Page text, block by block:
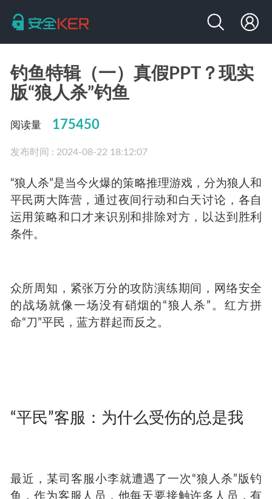
钓鱼特辑（一）真假PPT？现实
版“狼人杀”钓鱼
阅读量 175450
发布时间 : 2024-08-22 18:12:07
“狼人杀”是当今火爆的策略推理游戏，分为狼人和
平民两大阵营，通过夜间行动和白天讨论，各自
运用策略和口才来识别和排除对方，以达到胜利
条件。
众所周知，紧张万分的攻防演练期间，网络安全
的战场就像一场没有硝烟的“狼人杀”。红方拼
命“刀”平民，蓝方群起而反之。
“平民”客服：为什么受伤的总是我
最近，某司客服小李就遭遇了一次“狼人杀”版钓
鱼，作为客服人员，他每天要接触许多人员，有